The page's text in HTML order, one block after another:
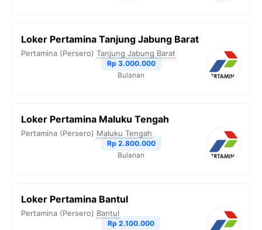
Loker Pertamina Tanjung Jabung Barat
Pertamina (Persero) Tanjung Jabung Barat
Rp 3.000.000
Bulanan
Loker Pertamina Maluku Tengah
Pertamina (Persero) Maluku Tengah
Rp 2.800.000
Bulanan
Loker Pertamina Bantul
Pertamina (Persero) Bantul
Rp 2.100.000